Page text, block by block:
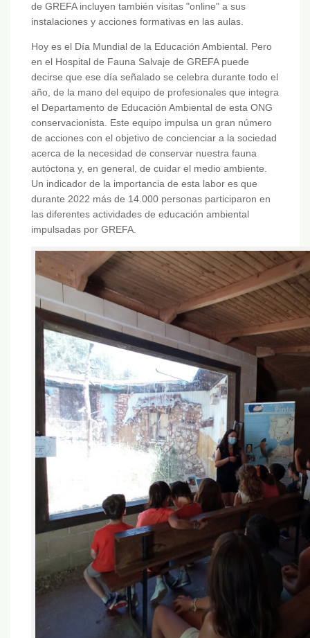
de GREFA incluyen también visitas "online" a sus
instalaciones y acciones formativas en las aulas.
Hoy es el Día Mundial de la Educación Ambiental. Pero
en el Hospital de Fauna Salvaje de GREFA puede
decirse que ese día señalado se celebra durante todo el
año, de la mano del equipo de profesionales que integra
el Departamento de Educación Ambiental de esta ONG
conservacionista. Este equipo impulsa un gran número
de acciones con el objetivo de concienciar a la sociedad
acerca de la necesidad de conservar nuestra fauna
autóctona y, en general, de cuidar el medio ambiente.
Un indicador de la importancia de esta labor es que
durante 2022 más de 14.000 personas participaron en
las diferentes actividades de educación ambiental
impulsadas por GREFA.